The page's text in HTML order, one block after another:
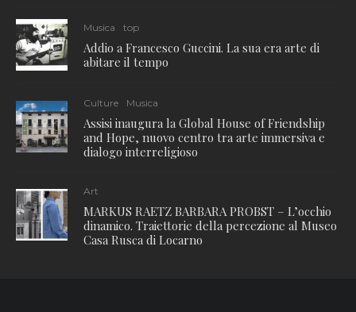
Musica top
Addio a Francesco Guccini. La sua era arte di
abitare il tempo
Culture Musica
Assisi inaugura la Global House of Friendship
and Hope, nuovo centro tra arte immersiva e
dialogo interreligioso
Art
MARKUS RAETZ BARBARA PROBST – L’occhio
dinamico. Traiettorie della percezione al Museo
Casa Rusca di Locarno